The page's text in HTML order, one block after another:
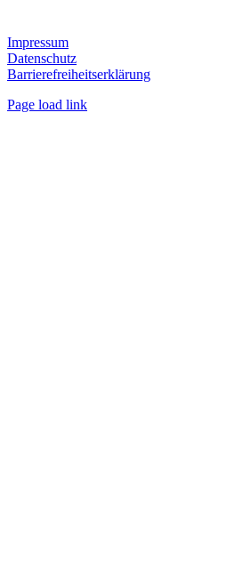
Impressum
Datenschutz
Barrierefreiheitserklärung
Page load link